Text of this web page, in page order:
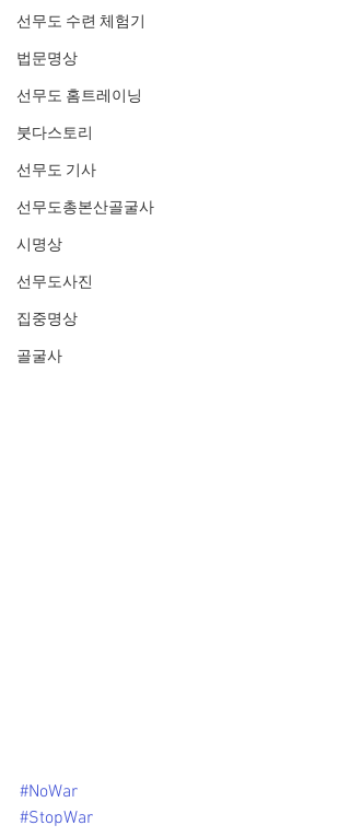
선무도 수련 체험기
법문명상
선무도 홈트레이닝
붓다스토리
선무도 기사
선무도총본산골굴사
시명상
선무도사진
집중명상
골굴사
#NoWar
#StopWar